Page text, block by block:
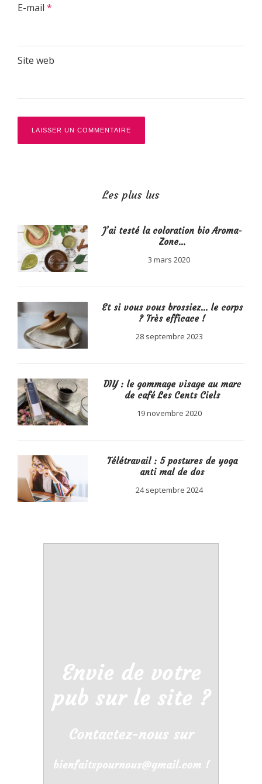
E-mail *
Site web
Les plus lus
J’ai testé la coloration bio Aroma-
Zone…
3 mars 2020
Et si vous vous brossiez… le corps
? Très efficace !
28 septembre 2023
DIY : le gommage visage au marc
de café Les Cents Ciels
19 novembre 2020
Télétravail : 5 postures de yoga
anti mal de dos
24 septembre 2024